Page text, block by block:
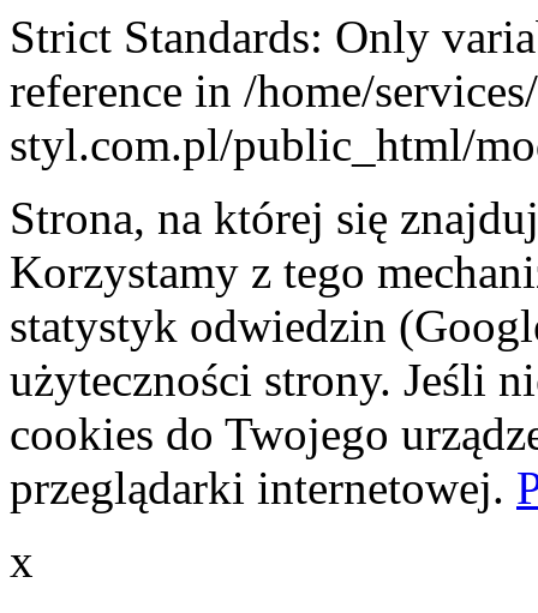
Strict Standards: Only
reference in /home/
styl.com.pl/public_html/
Strona, na której się
Korzystamy z tego
statystyk odwiedzin
użyteczności strony. Jeśli
cookies do Twojego
przeglądarki internetowej.
x